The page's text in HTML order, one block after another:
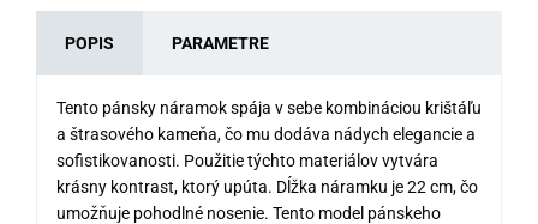
POPIS PARAMETRE
Tento pánsky náramok spája v sebe kombináciou krištáľu
a štrasového kameňa, čo mu dodáva nádych elegancie a
sofistikovanosti. Použitie týchto materiálov vytvára
krásny kontrast, ktorý upúta. Dĺžka náramku je 22 cm, čo
umožňuje pohodlné nosenie. Tento model pánskeho